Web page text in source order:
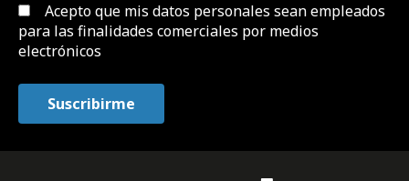
Acepto que mis datos personales sean empleados
para las finalidades comerciales por medios
electrónicos